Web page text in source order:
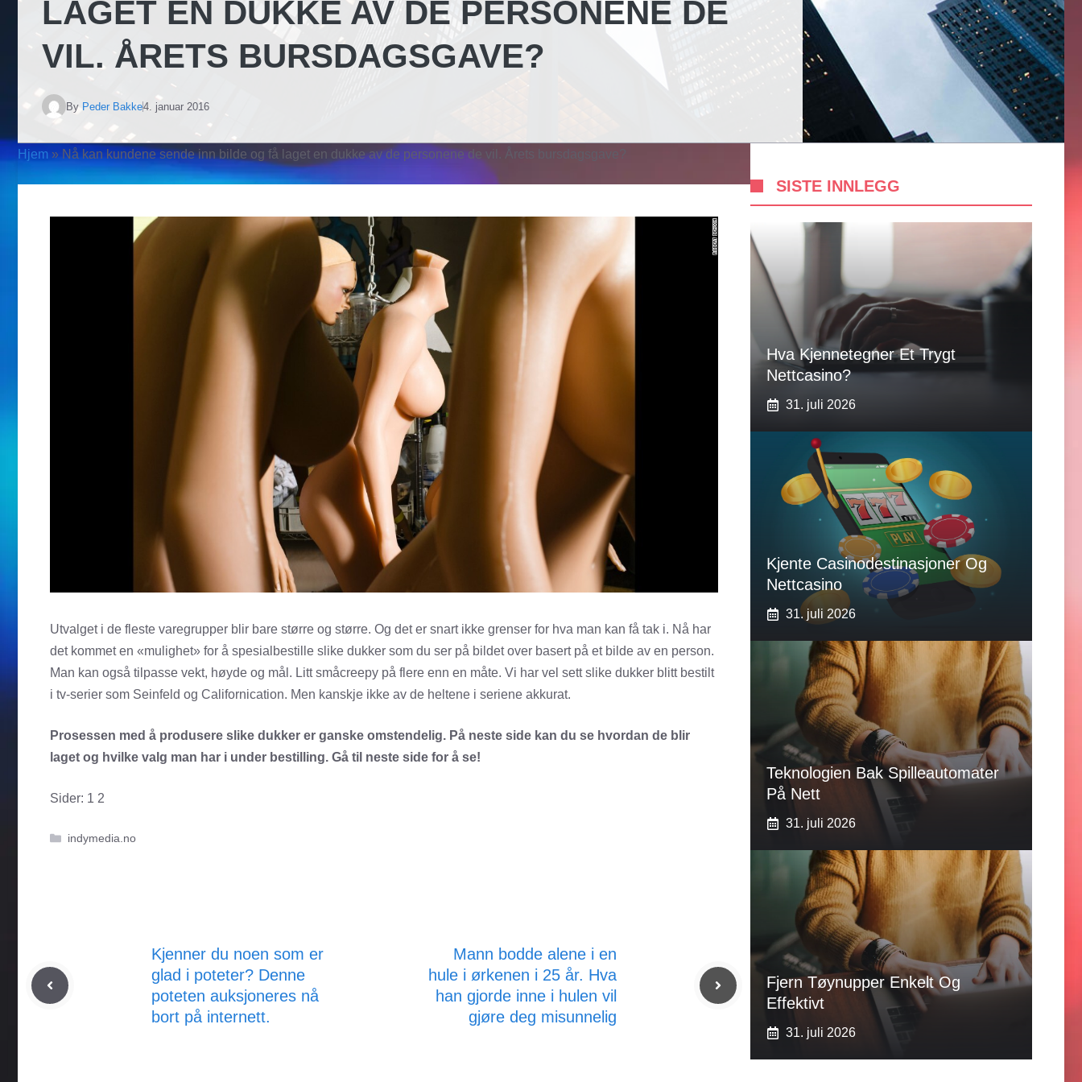
LAGET EN DUKKE AV DE PERSONENE DE
VIL. ÅRETS BURSDAGSGAVE?
By Peder Bakke4. januar 2016
Hjem » Nå kan kundene sende inn bilde og få laget en dukke av de personene de vil. Årets bursdagsgave?
Utvalget i de fleste varegrupper blir bare større og større. Og det er snart ikke grenser for hva man kan få tak i. Nå har
det kommet en «mulighet» for å spesialbestille slike dukker som du ser på bildet over basert på et bilde av en person.
Man kan også tilpasse vekt, høyde og mål. Litt småcreepy på flere enn en måte. Vi har vel sett slike dukker blitt bestilt
i tv-serier som Seinfeld og Californication. Men kanskje ikke av de heltene i seriene akkurat.
Prosessen med å produsere slike dukker er ganske omstendelig. På neste side kan du se hvordan de blir
laget og hvilke valg man har i under bestilling. Gå til neste side for å se!
Sider: 1 2
Kategorier
indymedia.no
Kjenner du noen som er
glad i poteter? Denne
poteten auksjoneres nå
bort på internett.
Mann bodde alene i en
hule i ørkenen i 25 år. Hva
han gjorde inne i hulen vil
gjøre deg misunnelig
SISTE INNLEGG
Hva Kjennetegner Et Trygt
Nettcasino?
31. juli 2026
Kjente Casinodestinasjoner Og
Nettcasino
31. juli 2026
Teknologien Bak Spilleautomater
På Nett
31. juli 2026
Fjern Tøynupper Enkelt Og
Effektivt
31. juli 2026